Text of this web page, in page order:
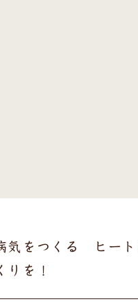
気をつくる ヒート
りを！